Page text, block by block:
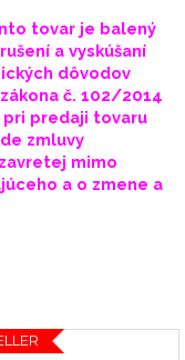
tovar je balený
a vyskúšaní
dôvodov
č. 102/2014
predaji tovaru
zmluvy
mimo
a o zmene a